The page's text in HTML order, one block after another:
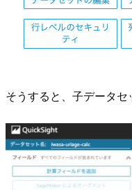
そうすると、子データセ